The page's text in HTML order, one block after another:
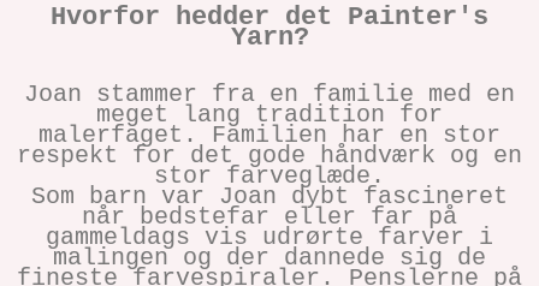
Hvorfor hedder det Painter's
Yarn?
Joan stammer fra en familie med en
meget lang tradition for
malerfaget. Familien har en stor
respekt for det gode håndværk og en
stor farveglæde.
Som barn var Joan dybt fascineret
når bedstefar eller far på
gammeldags vis udrørte farver i
malingen og der dannede sig de
fineste farvespiraler. Penslerne på